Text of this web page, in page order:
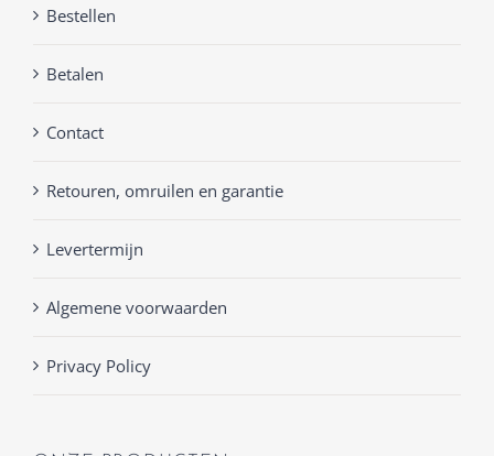
Bestellen
Betalen
Contact
Retouren, omruilen en garantie
Levertermijn
Algemene voorwaarden
Privacy Policy